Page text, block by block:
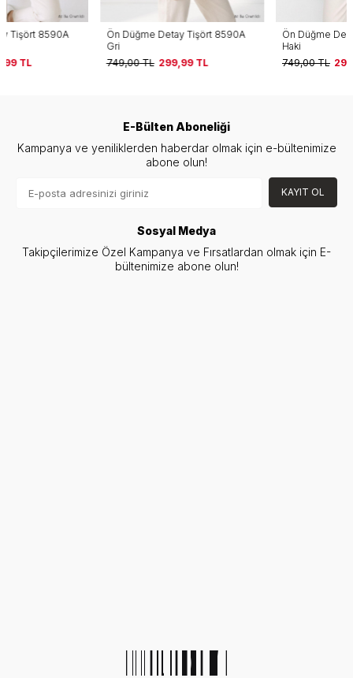
Ön Düğme Detay Tişört 8590A
749,00
TL
Ön Düğme Detay Tişört 8590A
749,00
TL
E-Bülten Aboneliği
Kampanya ve yeniliklerden haberdar olmak için e-bültenimize
abone olun!
KAYIT OL
Sosyal Medya
Takipçilerimize Özel Kampanya ve Fırsatlardan olmak için E-
bültenimize abone olun!